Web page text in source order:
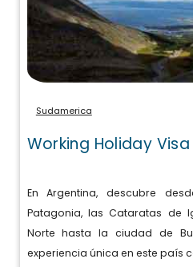
Sudamerica
Working Holiday
En Argentina, descubre
Patagonia, las Cataratas de
Norte hasta la ciudad de
experiencia única en este país